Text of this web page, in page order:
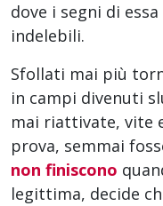
dove i segni di
indelebili.
Sfollati mai più
in campi divenuti
mai riattivate, vite
prova, semmai
non finiscono
legittima, decide